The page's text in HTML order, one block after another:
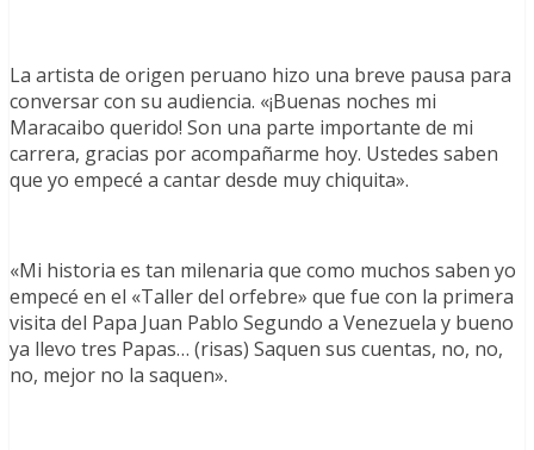
La artista de origen peruano hizo una breve pausa para
conversar con su audiencia. «¡Buenas noches mi
Maracaibo querido! Son una parte importante de mi
carrera, gracias por acompañarme hoy. Ustedes saben
que yo empecé a cantar desde muy chiquita».
«Mi historia es tan milenaria que como muchos saben yo
empecé en el «Taller del orfebre» que fue con la primera
visita del Papa Juan Pablo Segundo a Venezuela y bueno
ya llevo tres Papas… (risas) Saquen sus cuentas, no, no,
no, mejor no la saquen».